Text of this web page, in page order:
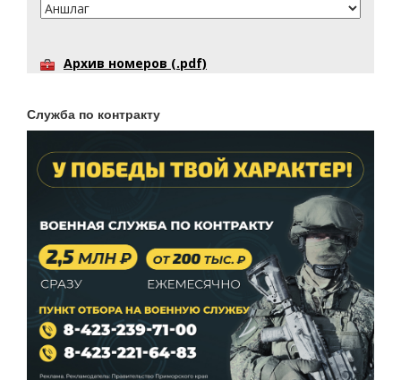
Архив номеров (.pdf)
Служба по контракту